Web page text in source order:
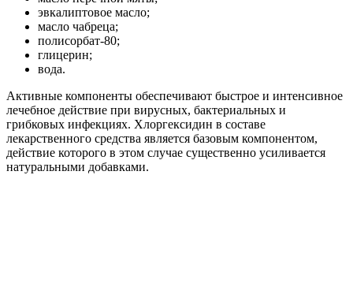
эвкалиптовое масло;
масло чабреца;
полисорбат-80;
глицерин;
вода.
Активные компоненты обеспечивают быстрое и интенсивное
лечебное действие при вирусных, бактериальных и
грибковых инфекциях. Хлоргексидин в составе
лекарственного средства является базовым компонентом,
действие которого в этом случае существенно усиливается
натуральными добавками.